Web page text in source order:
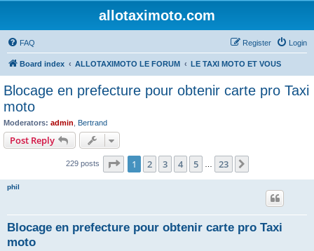
allotaximoto.com
FAQ Login
Register
Board index ALLOTAXIMOTO LE FORUM LE TAXI MOTO ET VOUS
Blocage en prefecture pour obtenir carte pro Taxi
moto
Moderators: admin Bertrand
Post Reply
229 posts Page 1of 23
1 2 3 4 5 23
phil
Blocage en prefecture pour obtenir carte pro Taxi
moto